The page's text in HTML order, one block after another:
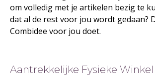
om volledig met je artikelen bezig te
dat al de rest voor jou wordt gedaan?
Combidee voor jou doet.
Aantrekkelijke Fysieke Winkel